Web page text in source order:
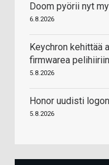
Doom pyörii nyt
6.8.2026
Keychron kehittää
firmwarea pelihiiriin
5.8.2026
Honor uudisti
5.8.2026